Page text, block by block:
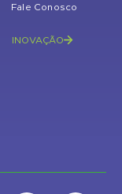
Fale Conosco
INOVAÇÃO